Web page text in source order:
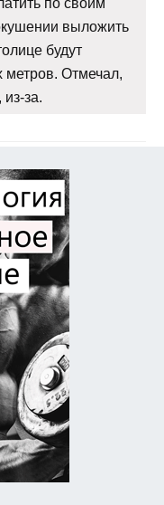
выложить
будут
метров. Отмечал,
за.